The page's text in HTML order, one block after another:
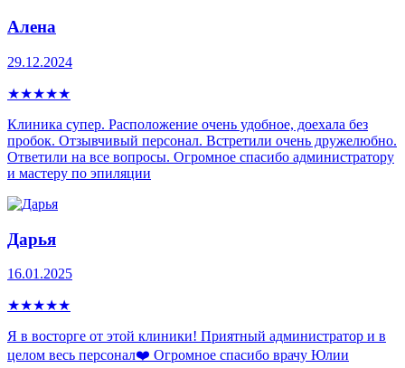
Алена
29.12.2024
★★★★★
Клиника супер. Расположение очень удобное, доехала без
пробок. Отзывчивый персонал. Встретили очень дружелюбно.
Ответили на все вопросы. Огромное спасибо администратору
и мастеру по эпиляции
Дарья
16.01.2025
★★★★★
Я в восторге от этой клиники! Приятный администратор и в
целом весь персонал❤️ Огромное спасибо врачу Юлии